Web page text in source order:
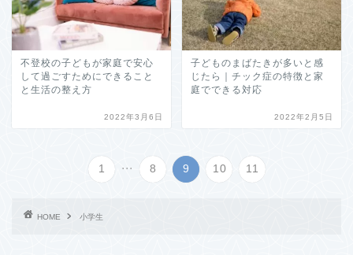
不登校の子どもが家庭で安心
して過ごすためにできること
と生活の整え方
2022年3月6日
子どものまばたきが多いと感
じたら｜チック症の特徴と家
庭でできる対応
2022年2月5日
1 ... 8 9 10 11
HOME 小学生